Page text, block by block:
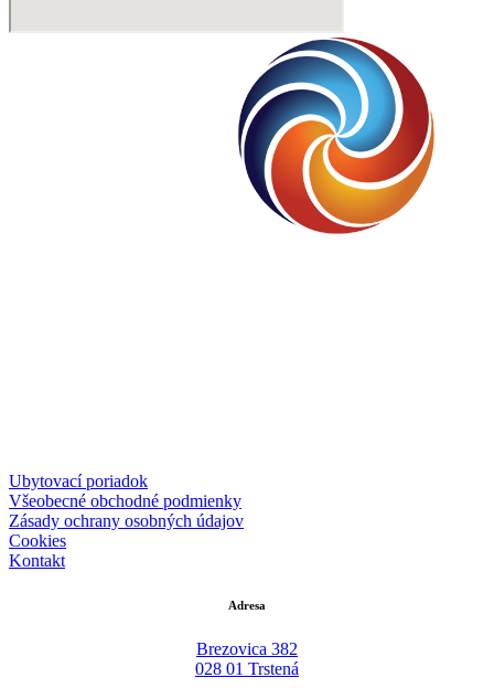
Ubytovací poriadok
Všeobecné obchodné podmienky
Zásady ochrany osobných údajov
Cookies
Kontakt
Adresa
Brezovica 382
028 01 Trstená